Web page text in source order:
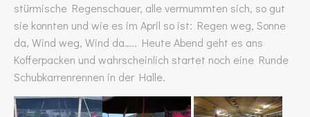
stürmische Regenschauer, alle vermummten sich, so gut
sie konnten und wie es im April so ist: Regen weg, Sonne
da, Wind weg, Wind da….. Heute Abend geht es ans
Kofferpacken und wahrscheinlich startet noch eine Runde
Schubkarrenrennen in der Halle.